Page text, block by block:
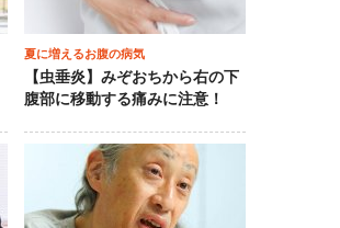
夏に増えるお腹の病気
【虫垂炎】みぞおちから右の下
腹部に移動する痛みに注意！